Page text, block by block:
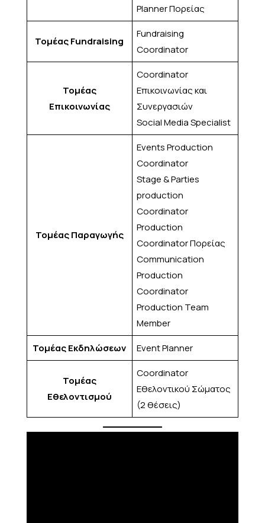
Planner Πορείας
Τομέας Fundraising
Fundraising
Coordinator
Τομέας
Επικοινωνίας
Coordinator
Επικοινωνίας και
Συνεργασιών
Social Media Specialist
Τομέας Παραγωγής
Events Production
Coordinator
Stage & Parties
production
Coordinator
Production
Coordinator Πορείας
Communication
Production
Coordinator
Production Team
Member
Τομέας Εκδηλώσεων
Event Planner
Τομέας
Εθελοντισμού
Coordinator
Εθελοντικού Σώματος
(2 θέσεις)